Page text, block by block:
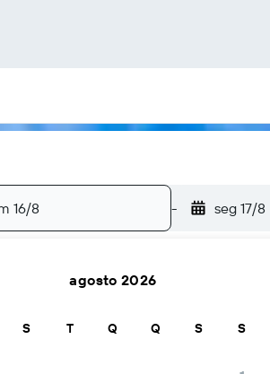
16/8 - seg 17/8
St GatienAeroporto de Deauville St Gatien
agosto 2026
S T Q Q S S